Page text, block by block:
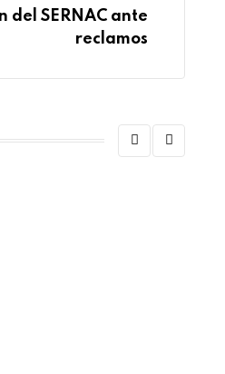
SERNAC ante
reclamos